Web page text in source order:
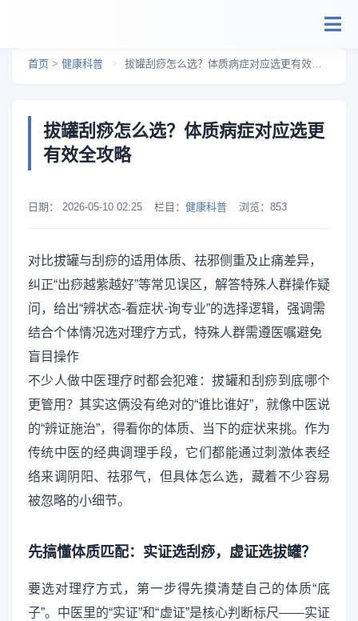
首页 > 健康科普 > 拔罐刮痧怎么选？体质病症对应选更有效全攻略
拔罐刮痧怎么选？体质病症对应选更
有效全攻略
日期： 2026-05-10 02:25 栏目： 健康科普 浏览： 853
对比拔罐与刮痧的适用体质、祛邪侧重及止痛差异，
纠正“出痧越紫越好”等常见误区，解答特殊人群操作疑
问，给出“辨状态-看症状-询专业”的选择逻辑，强调需
结合个体情况选对理疗方式，特殊人群需遵医嘱避免
盲目操作
不少人做中医理疗时都会犯难：拔罐和刮痧到底哪个
更管用？其实这俩没有绝对的“谁比谁好”，就像中医说
的“辨证施治”，得看你的体质、当下的症状来挑。作为
传统中医的经典调理手段，它们都能通过刺激体表经
络来调阴阳、祛邪气，但具体怎么选，藏着不少容易
被忽略的小细节。
先搞懂体质匹配：实证选刮痧，虚证选拔罐？
要选对理疗方式，第一步得先摸清楚自己的体质“底
子”。中医里的“实证”和“虚证”是核心判断标尺——实证